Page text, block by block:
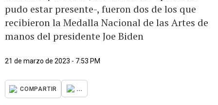
pudo estar presente-, fueron dos de los que
recibieron la Medalla Nacional de las Artes de
manos del presidente Joe Biden
21 de marzo de 2023 - 7:53 PM
COMPARTIR ...